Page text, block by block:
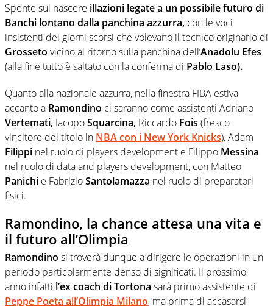
Spente sul nascere illazioni legate a un possibile futuro di
Banchi lontano dalla panchina azzurra, con le voci
insistenti dei giorni scorsi che volevano il tecnico originario di
Grosseto vicino al ritorno sulla panchina dell’Anadolu Efes
(alla fine tutto è saltato con la conferma di Pablo Laso).
Quanto alla nazionale azzurra, nella finestra FIBA estiva
accanto a Ramondino ci saranno come assistenti Adriano
Vertemati, IacopoSquarcina, Riccardo Fois (fresco
vincitore del titolo in NBA con i New York Knicks), Adam
Filippi nel ruolo di players development e Filippo Messina
nel ruolo di data and players development, con Matteo
Panichi e FabrizioSantolamazza nel ruolo di preparatori
fisici.
Ramondino, la chance attesa una vita e
il futuro all’Olimpia
Ramondino si troverà dunque a dirigere le operazioni in un
periodo particolarmente denso di significati. Il prossimo
anno infatti l’ex coach di Tortona sarà primo assistente di
Peppe Poeta all’Olimpia Milano, ma prima di accasarsi